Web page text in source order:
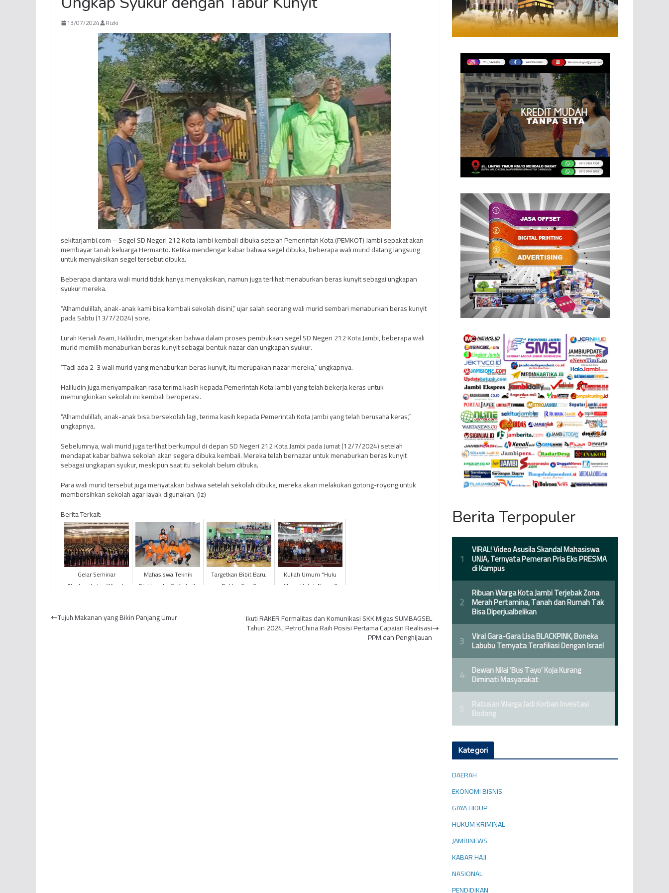
13/07/2024 Rizki
sekitarjambi.com – Segel SD Negeri 212 Kota Jambi kembali dibuka setelah Pemerintah Kota (PEMKOT) Jambi sepakat akan
membayar tanah keluarga Hermanto. Ketika mendengar kabar bahwa segel dibuka, beberapa wali murid datang langsung
untuk menyaksikan segel tersebut dibuka.
Beberapa diantara wali murid tidak hanya menyaksikan, namun juga terlihat menaburkan beras kunyit sebagai ungkapan
syukur mereka.
“Alhamdulillah, anak-anak kami bisa kembali sekolah disini,” ujar salah seorang wali murid sembari menaburkan beras kunyit
pada Sabtu (13/7/2024) sore.
Lurah Kenali Asam, Haliludin, mengatakan bahwa dalam proses pembukaan segel SD Negeri 212 Kota Jambi, beberapa wali
murid memilih menaburkan beras kunyit sebagai bentuk nazar dan ungkapan syukur.
“Tadi ada 2-3 wali murid yang menaburkan beras kunyit, itu merupakan nazar mereka,” ungkapnya.
Haliludin juga menyampaikan rasa terima kasih kepada Pemerintah Kota Jambi yang telah bekerja keras untuk
memungkinkan sekolah ini kembali beroperasi.
“Alhamdulillah, anak-anak bisa bersekolah lagi, terima kasih kepada Pemerintah Kota Jambi yang telah berusaha keras,”
ungkapnya.
Sebelumnya, wali murid juga terlihat berkumpul di depan SD Negeri 212 Kota Jambi pada Jumat (12/7/2024) setelah
mendapat kabar bahwa sekolah akan segera dibuka kembali. Mereka telah bernazar untuk menaburkan beras kunyit
sebagai ungkapan syukur, meskipun saat itu sekolah belum dibuka.
Para wali murid tersebut juga menyatakan bahwa setelah sekolah dibuka, mereka akan melakukan gotong-royong untuk
membersihkan sekolah agar layak digunakan. (Iz)
Berita Terkait:
Gelar Seminar
Akademik dan Wisuda
Terb...
Mahasiswa Teknik
Elektronika Politeknik
Targetkan Bibit Baru,
Rektor Cup 2
Kuliah Umum “Hulu
Migas Untuk Negeri”
Tujuh Makanan yang Bikin Panjang Umur Ikuti RAKER Formalitas dan Komunikasi SKK Migas SUMBAGSEL
Tahun 2024, PetroChina Raih Posisi Pertama Capaian Realisasi
PPM dan Penghijauan
Berita Terpopuler
Kategori
DAERAH
EKONOMI BISNIS
GAYA HIDUP
HUKUM KRIMINAL
JAMBINEWS
KABAR HAJI
NASIONAL
PENDIDIKAN